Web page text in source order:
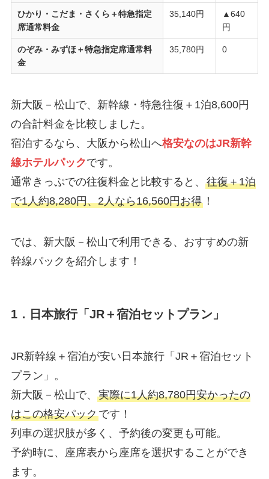
ひかり・こだま・さくら＋特急指定
席通常料金
35,140円
▲640
円
のぞみ・みずほ＋特急指定席通常料
金
35,780円 0
新大阪－松山で、新幹線・特急往復＋1泊8,600円
の合計料金を比較しました。
宿泊するなら、大阪から松山へ格安なのはJR新幹
線ホテルパックです。
通常きっぷでの往復料金と比較すると、 往復＋1泊
で1人約8,280円、2人なら16,560円お得！
では、新大阪－松山で利用できる、おすすめの新
幹線パックを紹介します！
1．日本旅行「JR＋宿泊セットプラン」
JR新幹線＋宿泊が安い日本旅行「JR＋宿泊セット
プラン」。
新大阪－松山で、 実際に1人約8,780円安かったの
はこの格安パックです！
列車の選択肢が多く、予約後の変更も可能。
予約時に、座席表から座席を選択することができ
ます。